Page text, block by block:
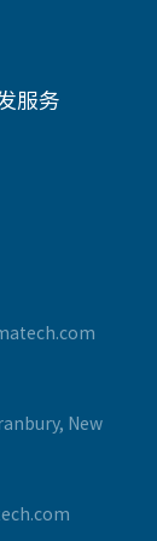
服务
New